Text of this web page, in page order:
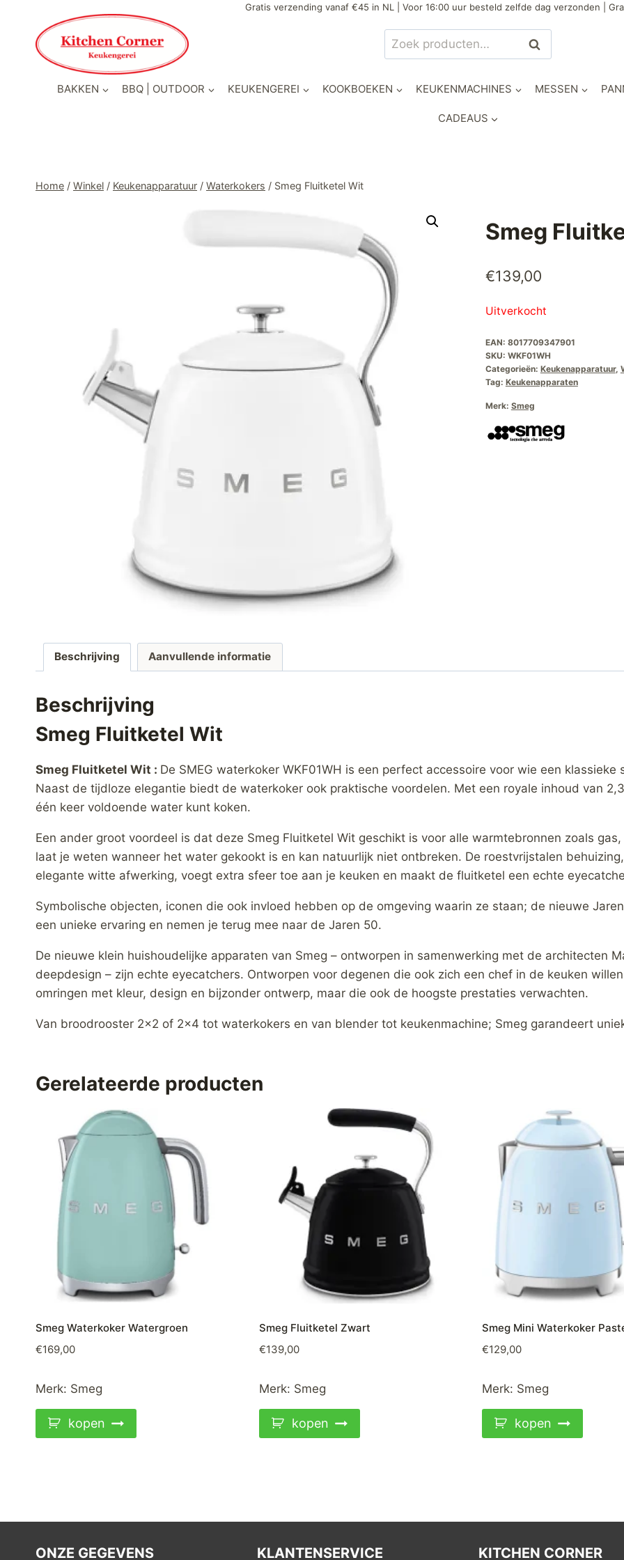
inhoud
Gratis verzending vanaf €45 in NL | Voor 16:00 uur besteld zelfde dag verzonden |
Zoeken
naar:
Zoeken
BAKKEN BBQ | OUTDOOR KEUKENGEREI KOOKBOEKEN KEUKENMACHINES MESSEN
CADEAUS
Home / Winkel / Keukenapparatuur / Waterkokers / Smeg Fluitketel Wit
Smeg
€139,00
Uitverkocht
EAN: 8017709347901
SKU: WKF01WH
Categorieën: Keukenapparatuur,
Tag: Keukenapparaten
Merk: Smeg
Beschrijving Aanvullende informatie
Beschrijving
Smeg Fluitketel Wit
Smeg Fluitketel Wit : De SMEG waterkoker WKF01WH is een perfect accessoire voor wie een
Naast de tijdloze elegantie biedt de waterkoker ook praktische voordelen. Met een royale inhoud van
één keer voldoende water kunt koken.
Een ander groot voordeel is dat deze Smeg Fluitketel Wit geschikt is voor alle warmtebronnen zoals
laat je weten wanneer het water gekookt is en kan natuurlijk niet ontbreken. De roestvrijstalen
elegante witte afwerking, voegt extra sfeer toe aan je keuken en maakt de fluitketel een echte
Symbolische objecten, iconen die ook invloed hebben op de omgeving waarin ze staan; de nieuwe
een unieke ervaring en nemen je terug mee naar de Jaren 50.
De nieuwe klein huishoudelijke apparaten van Smeg – ontworpen in samenwerking met de architecten
deepdesign – zijn echte eyecatchers. Ontworpen voor degenen die ook zich een chef in de keuken
omringen met kleur, design en bijzonder ontwerp, maar die ook de hoogste prestaties verwachten.
Van broodrooster 2×2 of 2×4 tot waterkokers en van blender tot keukenmachine; Smeg garandeert
Gerelateerde producten
Smeg Waterkoker Watergroen
€169,00
Merk: Smeg
kopen
Smeg Fluitketel Zwart
€139,00
Merk: Smeg
kopen
Smeg Mini Waterkoker
€129,00
Merk: Smeg
kopen
ONZE GEGEVENS KLANTENSERVICE KITCHEN CORNER